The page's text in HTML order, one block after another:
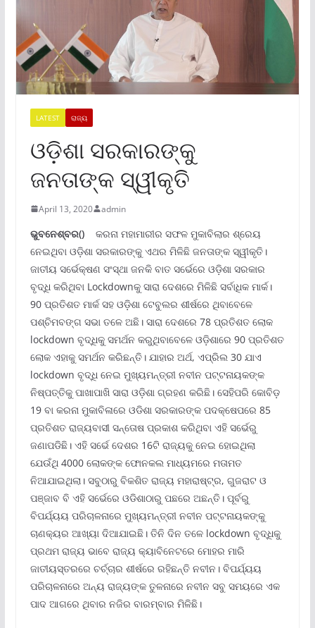
LATEST ରାଜ୍ୟ
ଓଡ଼ିଶା ସରକାରଙ୍କୁ
ଜନତାଙ୍କ ସ୍ୱୀକୃତି
April 13, 2020 admin
ଭୁବନେଶ୍ବର()
କରନା ମହାମାରୀର ସଫଳ ମୁକାବିଲାର ଶ୍ରେୟ
ନେଇଥିବା ଓଡ଼ିଶା ସରକାରଙ୍କୁ ଏଥର ମିଳିଛି ଜନତାଙ୍କ ସ୍ୱୀକୃତି।
ଜାତୀୟ ସର୍ଭେକ୍ଷଣ ସଂସ୍ଥା ଜନକି ବାତ ସର୍ଭେରେ ଓଡ଼ିଶା ସରକାର
ବୃଦ୍ଧି କରିଥିବା Lockdownକୁ ସାରା ଦେଶରେ ମିଳିଛି ସର୍ବାଧିକ ମାର୍କ।
90 ପ୍ରତିଶତ ମାର୍କ ସହ ଓଡ଼ିଶା ଟେବୁଲର ଶୀର୍ଷରେ ଥିବାବେଳେ
ପଶ୍ଚିମବଙ୍ଗ ସଭା ତଳେ ଅଛି। ସାରା ଦେଶରେ 78 ପ୍ରତିଶତ ଲୋକ
lockdown ବୃଦ୍ଧିକୁ ସମର୍ଥନ କରୁଥିବାବେଳେ ଓଡ଼ିଶାରେ 90 ପ୍ରତିଶତ
ଲୋକ ଏହାକୁ ସମର୍ଥନ କରିଛନ୍ତି। ଯାହାର ଅର୍ଥ, ଏପ୍ରିଲ 30 ଯାଏ
lockdown ବୃଦ୍ଧି ନେଇ ମୁଖ୍ୟମନ୍ତ୍ରୀ ନବୀନ ପଟ୍ଟନାୟକଙ୍କ
ନିଷ୍ପତ୍ତିକୁ ପାଖାପାଖି ସାରା ଓଡ଼ିଶା ଗ୍ରହଣ କରିଛି। ସେହିପରି କୋବିଡ଼
19 ବା କରନା ମୁକାବିଳାରେ ଓଡିଶା ସରକାରଙ୍କ ପଦକ୍ଷେପରେ 85
ପ୍ରତିଶତ ରାଜ୍ୟବାସୀ ସନ୍ତୋଷ ପ୍ରକାଶ କରିଥିବା ଏହି ସର୍ଭେରୁ
ଜଣାପଡିଛି। ଏହି ସର୍ଭେ ଦେଶର 16ଟି ରାଜ୍ୟକୁ ନେଇ ହୋଇଥିଲା
ଯେଉଁଥି 4000 ଲୋକଙ୍କ ଫୋନକଲ ମାଧ୍ୟମରେ ମତାମତ
ନିଆଯାଇଥିଲା। ସବୁଠାରୁ ବିକଶିତ ରାଜ୍ୟ ମହାରାଷ୍ଟ୍ର, ଗୁଜରାଟ ଓ
ପଞ୍ଜାବ ବି ଏହି ସର୍ଭେରେ ଓଡିଶାଠାରୁ ପଛରେ ଅଛନ୍ତି। ପୂର୍ବରୁ
ବିପର୍ଯ୍ୟୟ ପରିଚାଳନାରେ ମୁଖ୍ୟମନ୍ତ୍ରୀ ନବୀନ ପଟ୍ଟନାୟକଙ୍କୁ
ଚାଣକ୍ୟର ଆଖ୍ୟା ଦିଆଯାଇଛି। ତିନି ଦିନ ତଳେ lockdown ବୃଦ୍ଧିକୁ
ପ୍ରଥମ ରାଜ୍ୟ ଭାବେ ରାଜ୍ୟ କ୍ୟାବିନେଟରେ ମୋହର ମାରି
ଜାତୀୟସ୍ତରରେ ଚର୍ଚ୍ଚାର ଶୀର୍ଷରେ ରହିଛନ୍ତି ନବୀନ। ବିପର୍ଯ୍ୟୟ
ପରିଚାଳନାରେ ଅନ୍ୟ ରାଜ୍ୟଙ୍କ ତୁଳନାରେ ନବୀନ ସବୁ ସମୟରେ ଏକ
ପାଦ ଆଗରେ ଥିବାର ନଜିର ବାରମ୍ବାର ମିଳିଛି।